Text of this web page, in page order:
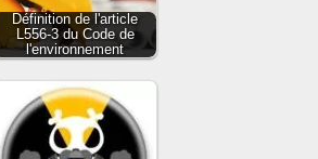
Définition de l'article
L556-3 du Code de
l'environnement